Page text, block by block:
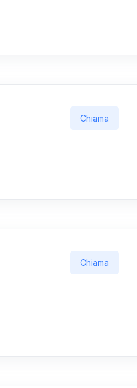
Chiama
Chiama